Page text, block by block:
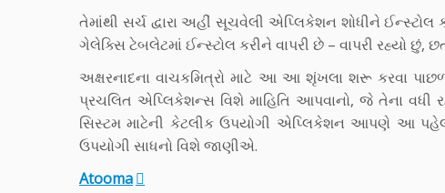
તેમાંથી સર્ચ દ્વારા અહીં સૂચવેલી એપ્લિકેશન શોધીને
ગેલેક્સિ ટેબલેટમાં ઈન્સ્ટોલ કરીને વાપરી છે – વાપરી રહ્યો
અક્ષરનાદના વાચકમિત્રો માટે આ આ શૃંખલા શરૂ કરવા
પ્રચલિત એપ્લિકેશન્સ વિશે માહિતિ આપવાનો, જે તેના વધી
સિસ્ટમ માટેની કેટલીક ઉપયોગી એપ્લિકેશન આપણે આ
ઉપયોગી સાધનો વિશે જાણીએ.
Atooma